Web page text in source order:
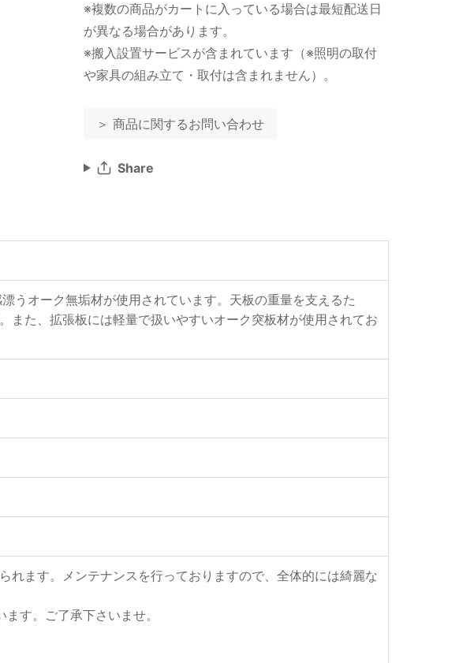
※複数の商品がカートに入っている場合は最短配送日
が異なる場合があります。
※搬入設置サービスが含まれています（※照明の取付
や家具の組み立て・取付は含まれません）。
＞ 商品に関するお問い合わせ
Share
うオーク無垢材が使用されています。天板の重量を支えるた
た、拡張板には軽量で扱いやすいオーク突板材が使用されてお
ます。メンテナンスを行っておりますので、全体的には綺麗な
す。ご了承下さいませ。